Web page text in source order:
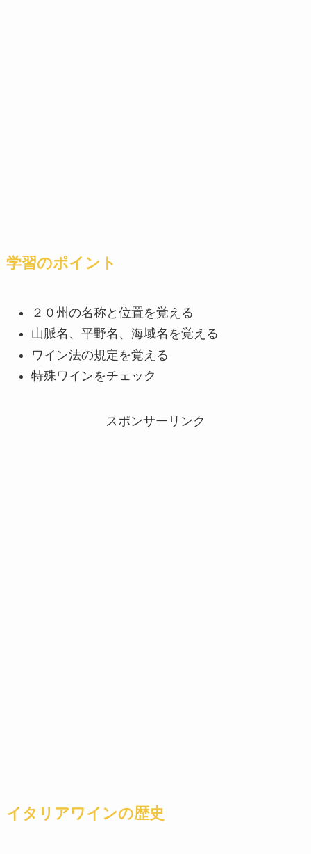
学習のポイント
２０州の名称と位置を覚える
山脈名、平野名、海域名を覚える
ワイン法の規定を覚える
特殊ワインをチェック
スポンサーリンク
イタリアワインの歴史